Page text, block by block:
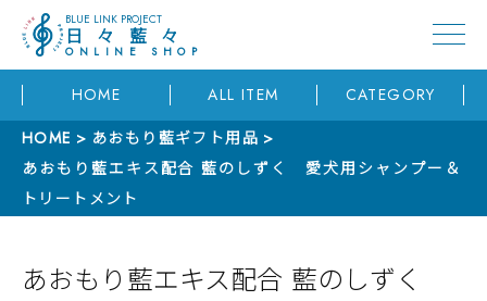
BLUE LINK PROJECT
日々藍々
ONLINE SHOP
HOME ALL ITEM
CATEGORY
HOME
あおもり藍ギフト用品
あおもり藍エキス配合 藍のしずく 愛犬用シャンプー＆
トリートメント
あおもり藍エキス配合 藍のしずく